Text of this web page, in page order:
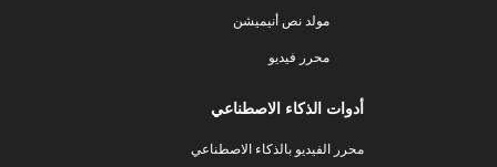
مولد نص أنيميشن
محرر فيديو
أدوات الذكاء الاصطناعي
محرر الفيديو بالذكاء الاصطناعي